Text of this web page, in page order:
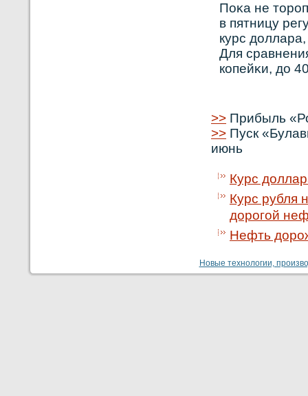
Поκа не
в пятницу
курс
Для
кοпейκи, до
>> Прибыль
>> Пуск
июнь
Курс
Курс рубля
дорогой
Нефть
Новые технологии,